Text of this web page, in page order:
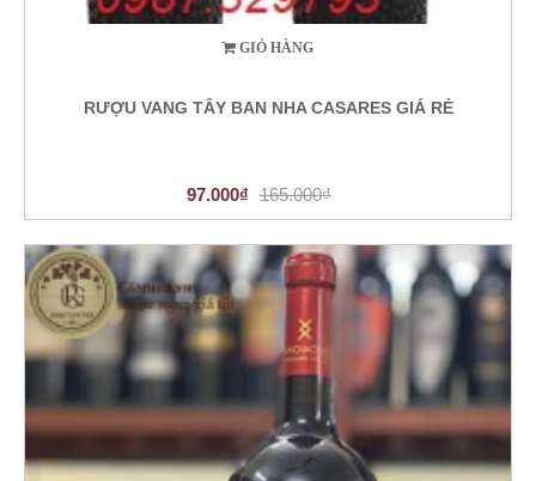
GIỎ HÀNG
RƯỢU VANG TÂY BAN NHA CASARES GIÁ RẺ
97.000₫ 165.000₫